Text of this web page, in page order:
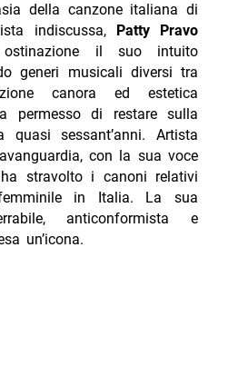
della canzone italiana di
indiscussa,Patty Pravo
il suo intuito
generi musicali diversi tra
canora ed estetica
permesso di restare sulla
quasi sessant’anni. Artista
con la sua voce
stravolto i canoni relativi
femminile in Italia. La sua
anticonformista e
un’icona.